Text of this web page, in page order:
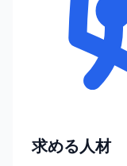
求める人材